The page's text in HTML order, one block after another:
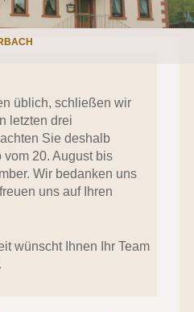
üblich, schließen wir
letzten drei
Sie deshalb
20. August bis
Wir bedanken uns
uns auf Ihren
wünscht Ihnen Ihr Team